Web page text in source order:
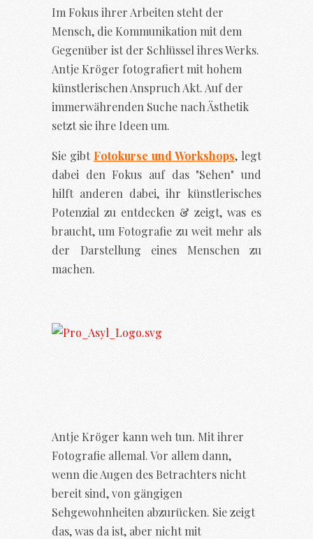
Im Fokus ihrer Arbeiten steht der
Mensch, die Kommunikation mit dem
Gegenüber ist der Schlüssel ihres Werks.
Antje Kröger fotografiert mit hohem
künstlerischen Anspruch Akt. Auf der
immerwährenden Suche nach Ästhetik
setzt sie ihre Ideen um.
Sie gibt Fotokurse und Workshops, legt
dabei den Fokus auf das "Sehen" und
hilft anderen dabei, ihr künstlerisches
Potenzial zu entdecken & zeigt, was es
braucht, um Fotografie zu weit mehr als
der Darstellung eines Menschen zu
machen.
Antje Kröger kann weh tun. Mit ihrer
Fotografie allemal. Vor allem dann,
wenn die Augen des Betrachters nicht
bereit sind, von gängigen
Sehgewohnheiten abzurücken. Sie zeigt
das, was da ist, aber nicht mit